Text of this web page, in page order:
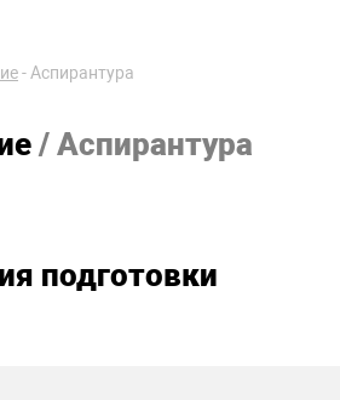
-Аспирантура
/ Аспирантура
подготовки